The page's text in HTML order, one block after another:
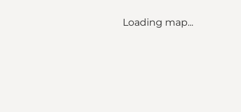
Loading map...